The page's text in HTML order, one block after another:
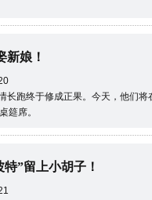
新娘！
长跑终于修成正果。今天，他们
筵席。
特”留上小胡子！